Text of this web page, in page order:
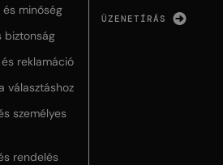
és minőség
biztonság
reklamáció
választáshoz
személyes
rendelés
ÜZENETÍRÁS